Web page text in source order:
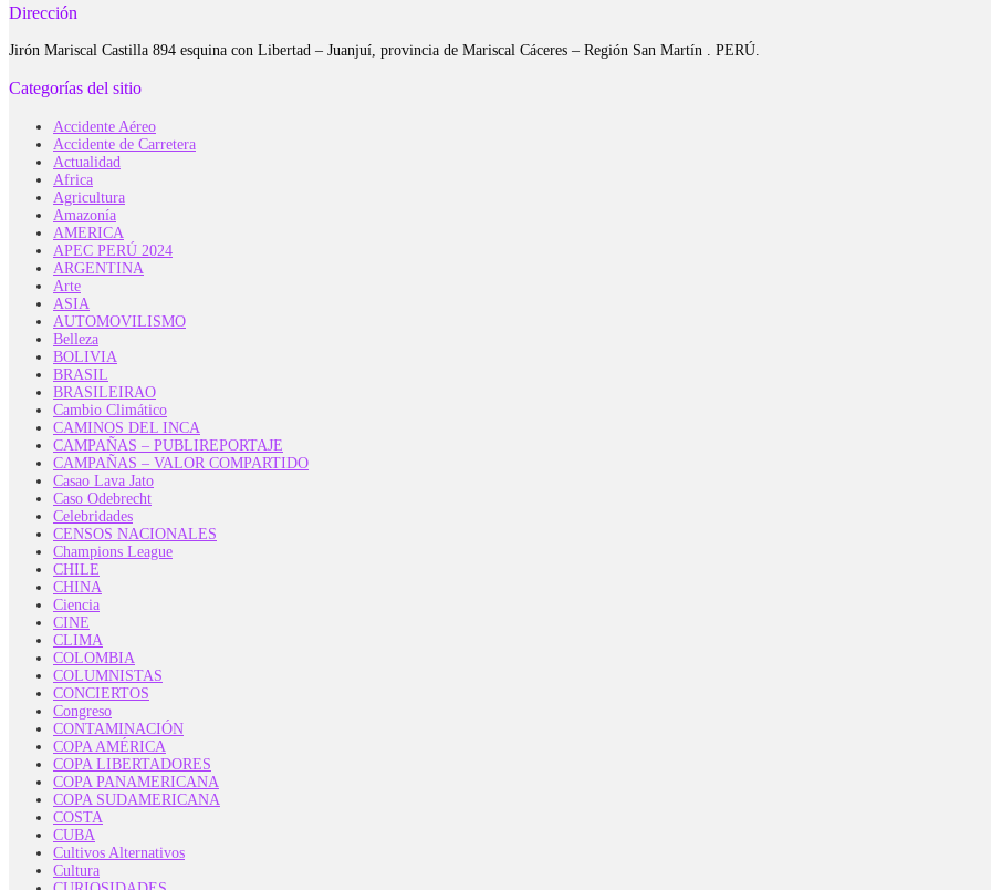
Dirección
Jirón Mariscal Castilla 894 esquina con Libertad – Juanjuí, provincia de Mariscal Cáceres – Región San Martín . PERÚ.
Categorías del sitio
Accidente Aéreo
Accidente de Carretera
Actualidad
Africa
Agricultura
Amazonía
AMERICA
APEC PERÚ 2024
ARGENTINA
Arte
ASIA
AUTOMOVILISMO
Belleza
BOLIVIA
BRASIL
BRASILEIRAO
Cambio Climático
CAMINOS DEL INCA
CAMPAÑAS – PUBLIREPORTAJE
CAMPAÑAS – VALOR COMPARTIDO
Casao Lava Jato
Caso Odebrecht
Celebridades
CENSOS NACIONALES
Champions League
CHILE
CHINA
Ciencia
CINE
CLIMA
COLOMBIA
COLUMNISTAS
CONCIERTOS
Congreso
CONTAMINACIÓN
COPA AMÉRICA
COPA LIBERTADORES
COPA PANAMERICANA
COPA SUDAMERICANA
COSTA
CUBA
Cultivos Alternativos
Cultura